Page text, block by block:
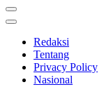
Redaksi
Tentang
Privacy Policy
Nasional